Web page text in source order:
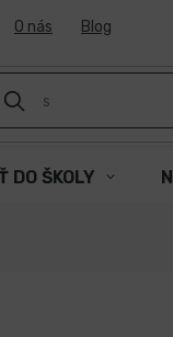
O nás Blog
DO ŠKOLY